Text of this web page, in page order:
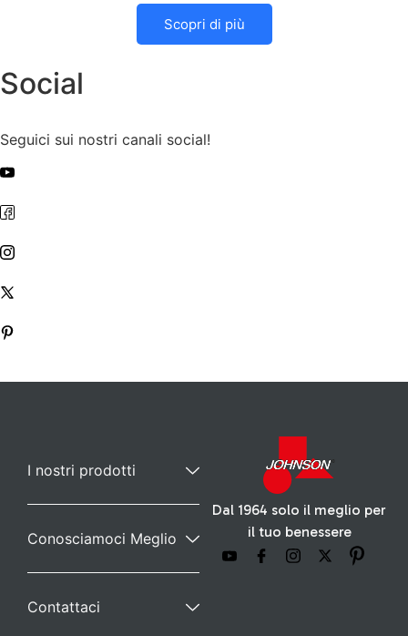
Scopri di più
Social
Seguici sui nostri canali social!
Dal 1964 solo il meglio per
il tuo benessere
I nostri prodotti
Conosciamoci Meglio
Contattaci